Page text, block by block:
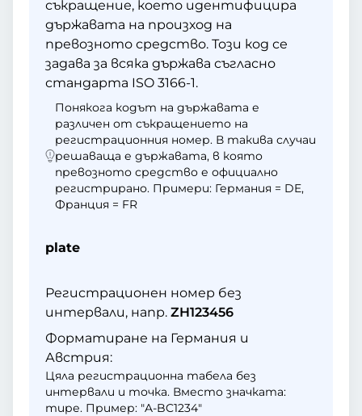
съкращение, което идентифицира
държавата на произход на
превозното средство. Този код се
задава за всяка държава съгласно
стандарта ISO 3166-1.
Понякога кодът на държавата е
различен от съкращението на
регистрационния номер. В такива случаи
решаваща е държавата, в която
превозното средство е официално
регистрирано. Примери: Германия = DE,
Франция = FR
plate
Регистрационен номер без
интервали, напр. ZH123456
Форматиране на Германия и
Австрия:
Цяла регистрационна табела без
интервали и точка. Вместо значката:
тире. Пример: "A-BC1234"